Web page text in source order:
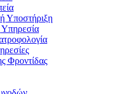
Υποστήριξη
Φροντίδας